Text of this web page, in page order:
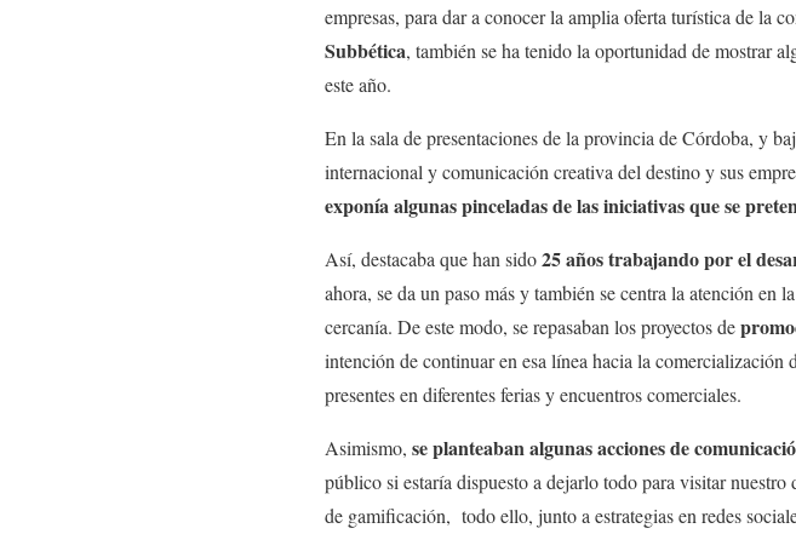
empresas, para dar a conocer la amplia oferta turística de la
Subbética, también se ha tenido la oportunidad de mostrar
este año.
En la sala de presentaciones de la provincia de Córdoba, y
internacional y comunicación creativa del destino y sus
exponía algunas pinceladas de las iniciativas que se
Así, destacaba que han sido25 años trabajando por el
ahora, se da un paso más y también se centra la atención
cercanía. De este modo, se repasaban los proyectos de
intención de continuar en esa línea hacia la
presentes en diferentes ferias y encuentros comerciales.
Asimismo, se planteaban algunas acciones de
público si estaría dispuesto a dejarlo todo para visitar
de gamificación, todo ello, junto a estrategias en redes